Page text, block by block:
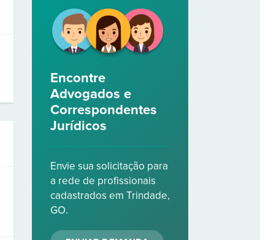
Encontre
Advogados e
Correspondentes
Jurídicos
Envie sua solicitação para
a rede de profissionais
cadastrados em Trindade,
GO.